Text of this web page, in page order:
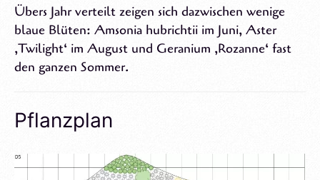
2
6
7
Übers Jahr verteilt zeigen sich dazwischen wenige
blaue Blüten: Amsonia hubrichtii im Juni, Aster
‚Twilight‘ im August und Geranium ‚Rozanne‘ fast
den ganzen Sommer.
Pflanzplan